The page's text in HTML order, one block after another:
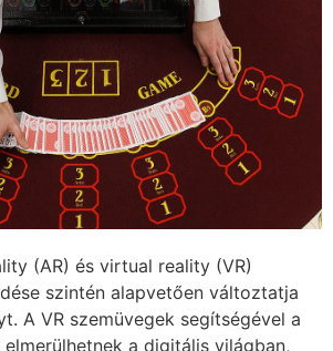
(AR) és virtual reality (VR)
szintén alapvetően változtatja
A VR szemüvegek segítségével a
a digitális világban,